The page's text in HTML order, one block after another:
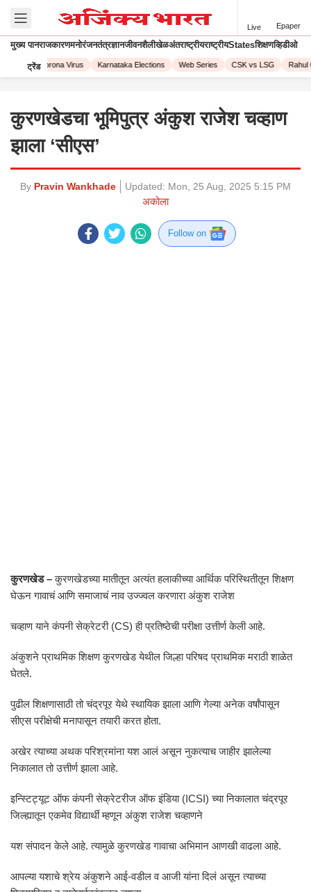
Live Epaper
मुख्य पानराजकारणमनोरंजनतंत्रज्ञानजीवनशैलीखेळअंतराष्ट्रीयराष्ट्रीयStatesशिक्षणव्हिडीओ
ट्रेंडCorona Virus Karnataka Elections Web Series CSK vs LSG Rahul
कुरणखेडचा भूमिपुत्र अंकुश राजेश चव्हाण
झाला ‘सीएस’
By Pravin Wankhade Updated: Mon, 25 Aug, 2025 5:15 PM
अकोला
Follow on
कुरणखेड –कुरणखेडच्या मातीतून अत्यंत हलाकीच्या आर्थिक परिस्थितीतून शिक्षण
घेऊन गावाचं आणि समाजाचं नाव उज्ज्वल करणारा अंकुश राजेश
चव्हाण याने कंपनी सेक्रेटरी (CS) ही प्रतिष्ठेची परीक्षा उत्तीर्ण केली आहे.
अंकुशने प्राथमिक शिक्षण कुरणखेड येथील जिल्हा परिषद प्राथमिक मराठी शाळेत
घेतले.
पुढील शिक्षणासाठी तो चंद्रपूर येथे स्थायिक झाला आणि गेल्या अनेक वर्षांपासून
सीएस परीक्षेची मनापासून तयारी करत होता.
अखेर त्याच्या अथक परिश्रमांना यश आलं असून नुकत्याच जाहीर झालेल्या
निकालात तो उत्तीर्ण झाला आहे.
इन्स्टिट्यूट ऑफ कंपनी सेक्रेटरीज ऑफ इंडिया (ICSI) च्या निकालात चंद्रपूर
जिल्ह्यातून एकमेव विद्यार्थी म्हणून अंकुश राजेश चव्हाणने
यश संपादन केले आहे. त्यामुळे कुरणखेड गावाचा अभिमान आणखी वाढला आहे.
आपल्या यशाचे श्रेय अंकुशने आई-वडील व आजी यांना दिलं असून त्याच्या